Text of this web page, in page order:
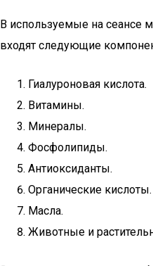
В используемые на сеансе
входят следующие
Гиалуроновая кислота.
Витамины.
Минералы.
Фосфолипиды.
Антиоксиданты.
Органические кислоты.
Масла.
Животные и